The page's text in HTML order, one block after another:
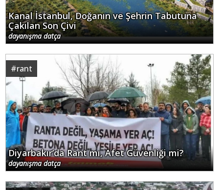
Kanal İstanbul, Doğanın ve Şehrin Tabutuna
Çakılan Son Çivi
dayanışma datça
#rant
Diyarbakır’da Rant mı, Afet Güvenliği mi?
dayanışma datça